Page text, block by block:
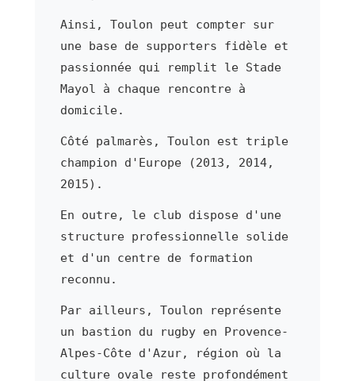
Ainsi, Toulon peut compter sur
une base de supporters fidèle et
passionnée qui remplit le Stade
Mayol à chaque rencontre à
domicile.
Côté palmarès, Toulon est triple
champion d'Europe (2013, 2014,
2015).
En outre, le club dispose d'une
structure professionnelle solide
et d'un centre de formation
reconnu.
Par ailleurs, Toulon représente
un bastion du rugby en Provence-
Alpes-Côte d'Azur, région où la
culture ovale reste profondément